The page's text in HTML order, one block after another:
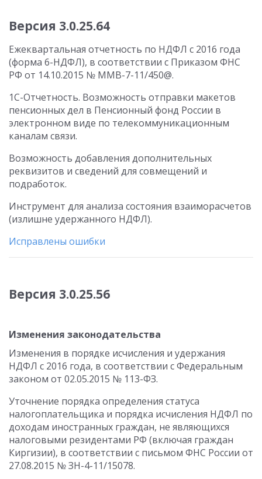
Версия 3.0.25.64
Ежеквартальная отчетность по НДФЛ с 2016 года
(форма 6-НДФЛ), в соответствии с Приказом ФНС
РФ от 14.10.2015 № ММВ-7-11/450@.
1С-Отчетность. Возможность отправки макетов
пенсионных дел в Пенсионный фонд России в
электронном виде по телекоммуникационным
каналам связи.
Возможность добавления дополнительных
реквизитов и сведений для совмещений и
подработок.
Инструмент для анализа состояния взаиморасчетов
(излишне удержанного НДФЛ).
Исправлены ошибки
Версия 3.0.25.56
Изменения законодательства
Изменения в порядке исчисления и удержания
НДФЛ с 2016 года, в соответствии с Федеральным
законом от 02.05.2015 № 113-ФЗ.
Уточнение порядка определения статуса
налогоплательщика и порядка исчисления НДФЛ по
доходам иностранных граждан, не являющихся
налоговыми резидентами РФ (включая граждан
Киргизии), в соответствии с письмом ФНС России от
27.08.2015 № ЗН-4-11/15078.